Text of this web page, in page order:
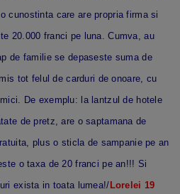
cunostinta care are propria firma si
20.000 franci pe luna. Cumva, au
de familie se depaseste suma de
tot felul de carduri de onoare, cu
De exemplu: la lantzul de hotele
de pretz, are o saptamana de
plus o sticla de sampanie pe an
o taxa de 20 franci pe an!!! Si
exista in toata lumea!/Lorelei 19